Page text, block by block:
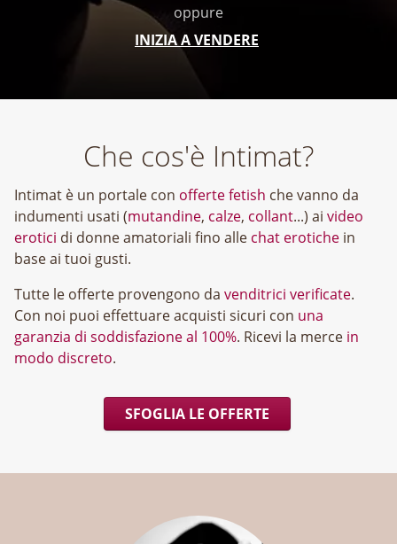
oppure
INIZIA A VENDERE
Che cos'è Intimat?
Intimat è un portale con offerte fetish che vanno da
indumenti usati (mutandine, calze, collant...) ai video
erotici di donne amatoriali fino alle chat erotiche in
base ai tuoi gusti.
Tutte le offerte provengono da venditrici verificate.
Con noi puoi effettuare acquisti sicuri con una
garanzia di soddisfazione al 100%. Ricevi la merce in
modo discreto.
SFOGLIA LE OFFERTE